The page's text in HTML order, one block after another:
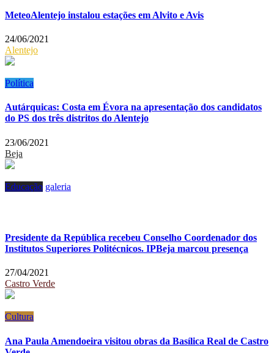
MeteoAlentejo instalou estações em Alvito e Avis
24/06/2021
Alentejo
Política
Autárquicas: Costa em Évora na apresentação dos candidatos
do PS dos três distritos do Alentejo
23/06/2021
Beja
Educação galeria
Presidente da República recebeu Conselho Coordenador dos
Institutos Superiores Politécnicos. IPBeja marcou presença
27/04/2021
Castro Verde
Cultura
Ana Paula Amendoeira visitou obras da Basílica Real de Castro